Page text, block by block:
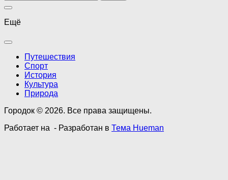
Ещё
Путешествия
Спорт
История
Культура
Природа
Городок © 2026. Все права защищены.
Работает на - Разработан в Тема Hueman